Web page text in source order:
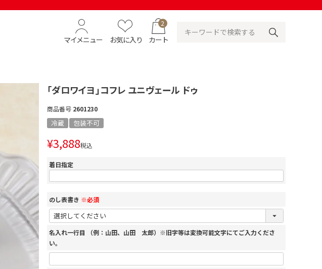
マイメニュー お気に入り
2
カート
「ダロワイヨ」コフレ ユニヴェール ドゥ
商品番号 2601230
冷蔵 包装不可
¥3,888税込
着日指定
のし表書き ※必須
名入れ一行目 （例：山田、山田 太郎）※旧字等は変換可能文字にてご入力くださ
い。